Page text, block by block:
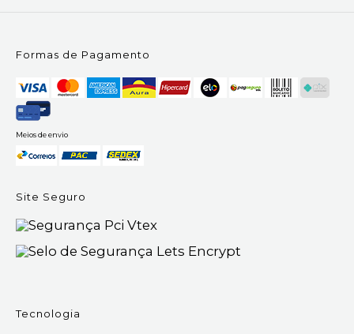
Formas de Pagamento
Meios de envio
Site Seguro
Tecnologia